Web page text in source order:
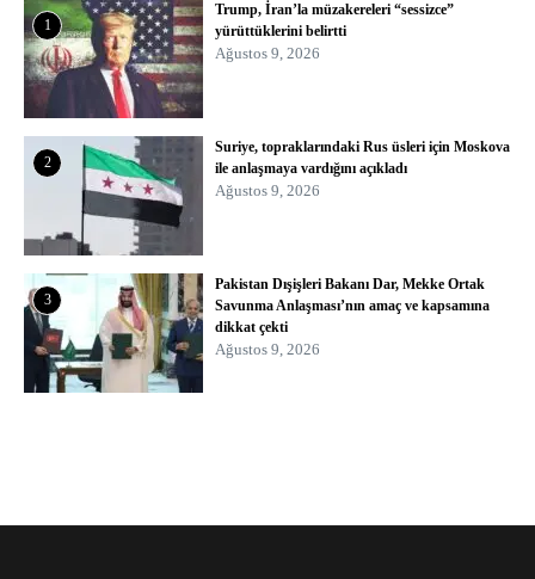
1
Trump, İran’la müzakereleri “sessizce”
yürüttüklerini belirtti
Ağustos 9, 2026
2
Suriye, topraklarındaki Rus üsleri için Moskova
ile anlaşmaya vardığını açıkladı
Ağustos 9, 2026
3
Pakistan Dışişleri Bakanı Dar, Mekke Ortak
Savunma Anlaşması’nın amaç ve kapsamına
dikkat çekti
Ağustos 9, 2026